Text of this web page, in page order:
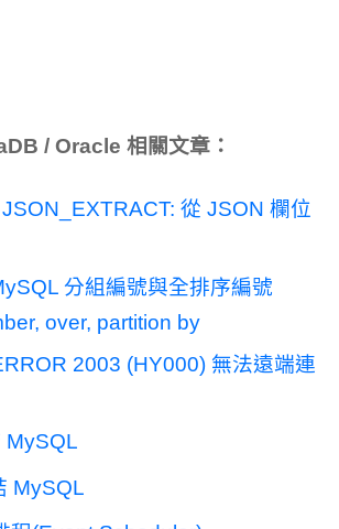
/ Oracle 相關文章：
從 JSON 欄位
分組編號與全排序編號
over, partition by
2003 (HY000) 無法遠端連
MySQL
MySQL